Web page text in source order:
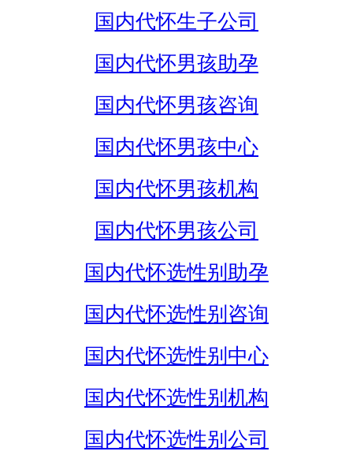
国内代怀生子公司
国内代怀男孩助孕
国内代怀男孩咨询
国内代怀男孩中心
国内代怀男孩机构
国内代怀男孩公司
国内代怀选性别助孕
国内代怀选性别咨询
国内代怀选性别中心
国内代怀选性别机构
国内代怀选性别公司